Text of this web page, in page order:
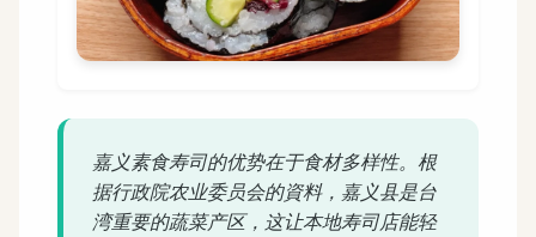
嘉义素食寿司的优势在于食材多样性。根
据行政院农业委员会的資料，嘉义县是台
湾重要的蔬菜产区，这让本地寿司店能轻